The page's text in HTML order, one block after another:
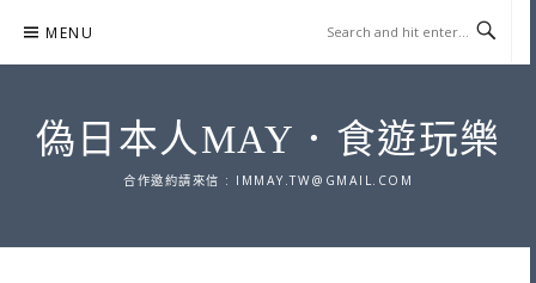
content
MENU
偽日本人MAY．食遊玩樂
合作邀約請來信 : IMMAY.TW@GMAIL.COM